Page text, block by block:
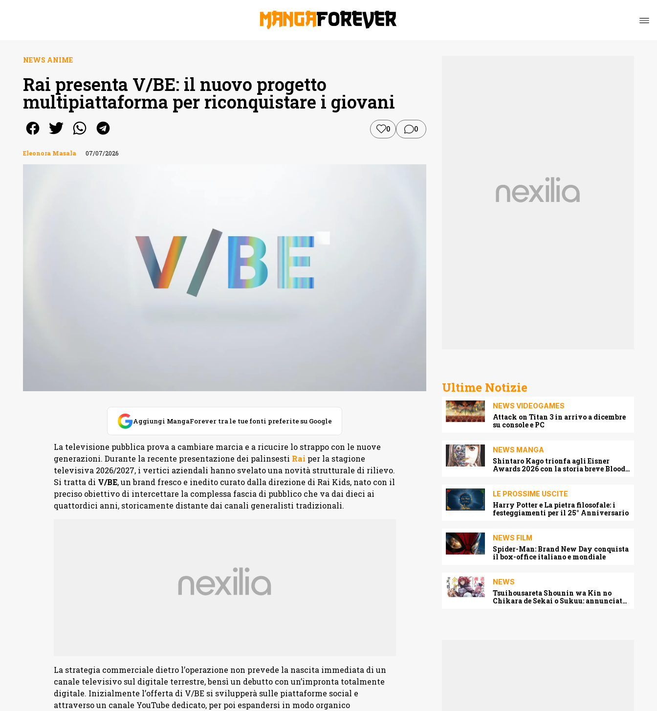
NEWS ANIME
Rai presenta V/BE: il nuovo progetto
multipiattaforma per riconquistare i giovani
0 0
Eleonora Masala 07/07/2026
Aggiungi MangaForever tra le tue fonti preferite su Google
La televisione pubblica prova a cambiare marcia e a ricucire lo strappo con le nuove
generazioni. Durante la recente presentazione dei palinsesti Rai per la stagione
televisiva 2026/2027, i vertici aziendali hanno svelato una novità strutturale di rilievo.
Si tratta di V/BE, un brand fresco e inedito curato dalla direzione di Rai Kids, nato con il
preciso obiettivo di intercettare la complessa fascia di pubblico che va dai dieci ai
quattordici anni, storicamente distante dai canali generalisti tradizionali.
La strategia commerciale dietro l’operazione non prevede la nascita immediata di un
canale televisivo sul digitale terrestre, bensì un debutto con un’impronta totalmente
digitale. Inizialmente l’offerta di V/BE si svilupperà sulle piattaforme social e
attraverso un canale YouTube dedicato, per poi espandersi in modo organico
Ultime Notizie
NEWS VIDEOGAMES
Attack on Titan 3 in arrivo a dicembre
su console e PC
NEWS MANGA
Shintaro Kago trionfa agli Eisner
Awards 2026 con la storia breve Blood
LE PROSSIME USCITE
Harry Potter e La pietra filosofale: i
festeggiamenti per il 25° Anniversario
NEWS FILM
Spider-Man: Brand New Day conquista
il box-office italiano e mondiale
NEWS
Tsuihousareta Shounin wa Kin no
Chikara de Sekai o Sukuu: annunciato